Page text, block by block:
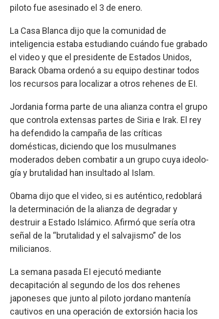
piloto fue asesinado el 3 de enero.
La Casa Blanca dijo que la comunidad de
inteligencia estaba estudiando cuándo fue grabado
el video y que el presidente de Estados Unidos,
Barack Obama ordenó a su equipo destinar todos
los recursos para localizar a otros rehenes de EI.
Jordania forma parte de una alianza contra el grupo
que controla extensas partes de Siria e Irak. El rey
ha defendido la campaña de las críticas
domésticas, diciendo que los musulmanes
moderados deben combatir a un grupo cuya ideolo-
gía y brutalidad han insultado al Islam.
Obama dijo que el video, si es auténtico, redoblará
la determinación de la alianza de degradar y
destruir a Estado Islámico. Afirmó que sería otra
señal de la “brutalidad y el salvajismo” de los
milicianos.
La semana pasada EI ejecutó mediante
decapitación al segundo de los dos rehenes
japoneses que junto al piloto jordano mantenía
cautivos en una operación de extorsión hacia los